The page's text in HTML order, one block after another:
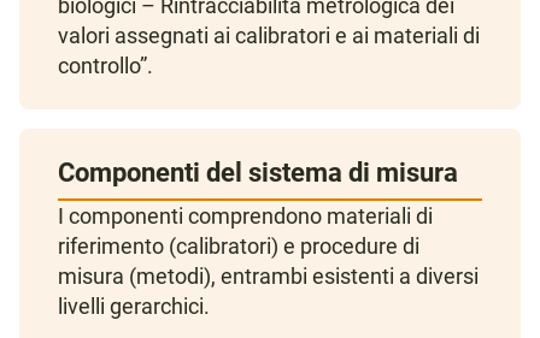
valori assegnati ai calibratori e ai materiali di
controllo”.
Componenti del sistema di misura
I componenti comprendono materiali di
riferimento (calibratori) e procedure di
misura (metodi), entrambi esistenti a diversi
livelli gerarchici.